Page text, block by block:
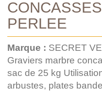
PERLEE
Marque : SECRET
Graviers marbre
sac de 25 kg
arbustes, plates